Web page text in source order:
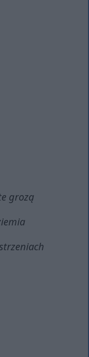
grozą